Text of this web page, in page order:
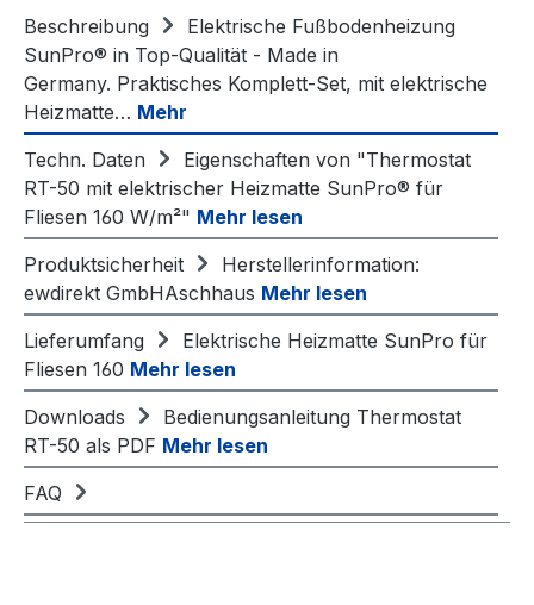
Beschreibung
Elektrische Fußbodenheizung
SunPro® in Top-Qualität - Made in
Germany. Praktisches Komplett-Set, mit elektrische
Heizmatte… Mehr
Techn. Daten
Eigenschaften von "Thermostat
RT-50 mit elektrischer Heizmatte SunPro® für
Fliesen 160 W/m²" Mehr lesen
Produktsicherheit
Herstellerinformation:
ewdirekt GmbHAschhaus Mehr lesen
Lieferumfang
Elektrische Heizmatte SunPro für
Fliesen 160 Mehr lesen
Downloads
Bedienungsanleitung Thermostat
RT-50 als PDF Mehr lesen
FAQ